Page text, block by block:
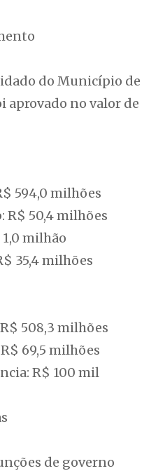
do Município de
aprovado no valor de
594,0 milhões
R$ 50,4 milhões
milhão
35,4 milhões
508,3 milhões
69,5 milhões
R$ 100 mil
de governo